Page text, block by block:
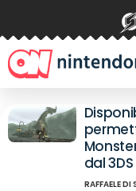
dal
RAFFAELE DI